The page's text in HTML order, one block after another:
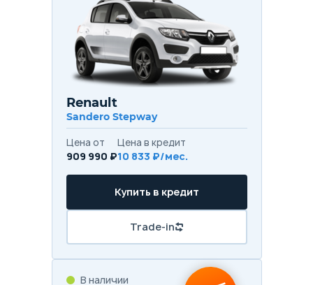
Renault
Sandero Stepway
Цена от
909 990 ₽
Цена в кредит
10 833 ₽/мес.
Купить в кредит
Trade-in
В наличии